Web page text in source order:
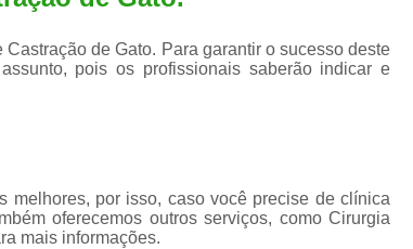
Limpeza de Tártaro para Gatos
de Gato. Para garantir o sucesso deste
pois os profissionais saberão indicar e
melhores, por isso, caso você precise de clínica
oferecemos outros serviços, como Cirurgia
mais informações.